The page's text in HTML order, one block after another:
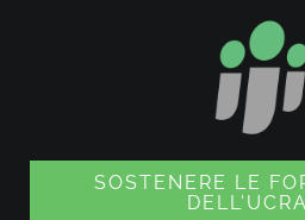
SOSTENERE LE